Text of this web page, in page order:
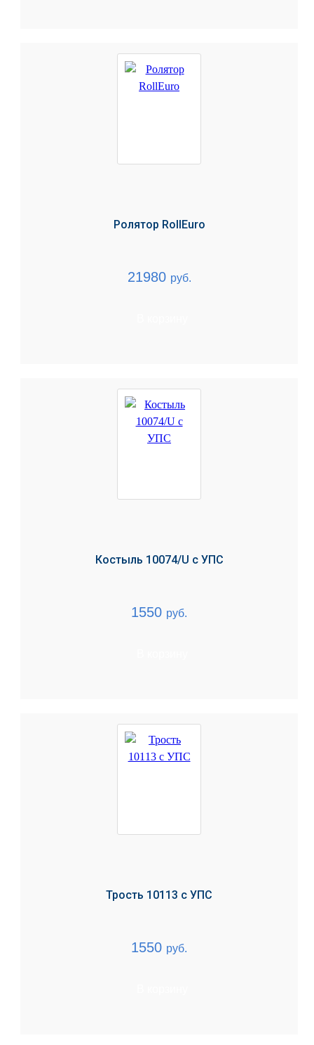
Ролятор RollEuro
21980 руб.
Костыль 10074/U с УПС
1550 руб.
Трость 10113 с УПС
1550 руб.